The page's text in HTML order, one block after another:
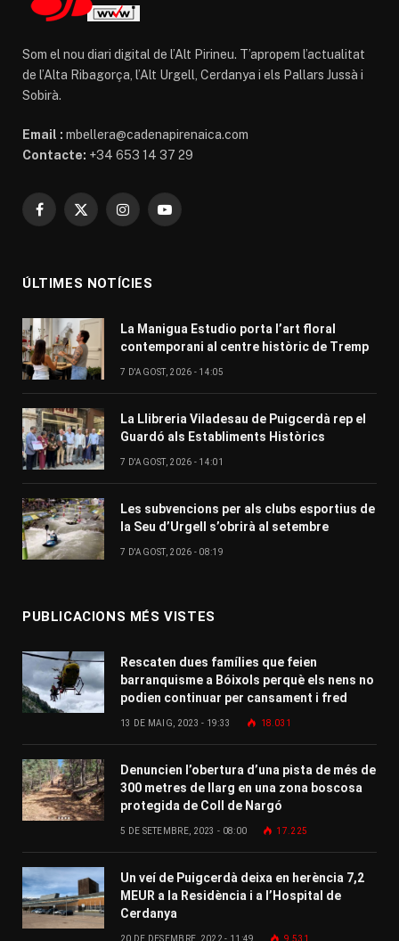
Som el nou diari digital de l’Alt Pirineu. T’apropem l’actualitat
de l’Alta Ribagorça, l’Alt Urgell, Cerdanya i els Pallars Jussà i
Sobirà.
Email : mbellera@cadenapirenaica.com
Contacte: +34 653 14 37 29
Facebook
X
InstagramYouTube
ÚLTIMES NOTÍCIES
La Manigua Estudio porta l’art floral
contemporani al centre històric de Tremp
7 D'AGOST, 2026 - 14:05
La Llibreria Viladesau de Puigcerdà rep el
Guardó als Establiments Històrics
7 D'AGOST, 2026 - 14:01
Les subvencions per als clubs esportius de
la Seu d’Urgell s’obrirà al setembre
7 D'AGOST, 2026 - 08:19
PUBLICACIONS MÉS VISTES
Rescaten dues famílies que feien
barranquisme a Bóixols perquè els nens no
podien continuar per cansament i fred
13 DE MAIG, 2023 - 19:33 18.031
Denuncien l’obertura d’una pista de més de
300 metres de llarg en una zona boscosa
protegida de Coll de Nargó
5 DE SETEMBRE, 2023 - 08:00 17.225
Un veí de Puigcerdà deixa en herència 7,2
MEUR a la Residència i a l’Hospital de
Cerdanya
20 DE DESEMBRE, 2022 - 11:49 9.531